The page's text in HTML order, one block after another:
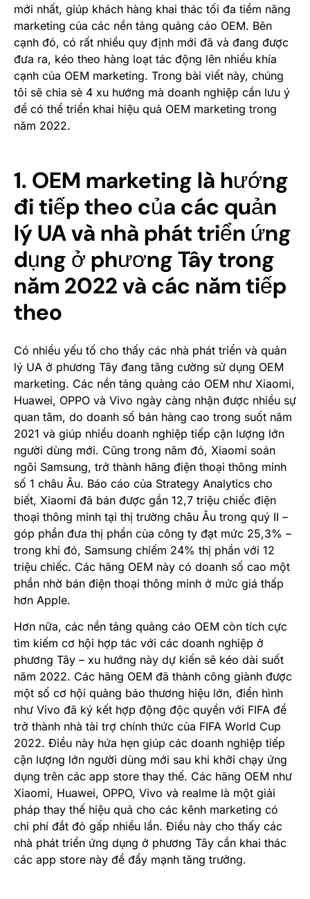
mới nhất, giúp khách hàng khai thác tối đa tiềm năng
marketing của các nền tảng quảng cáo OEM. Bên
cạnh đó, có rất nhiều quy định mới đã và đang được
đưa ra, kéo theo hàng loạt tác động lên nhiều khía
cạnh của OEM marketing. Trong bài viết này, chúng
tôi sẽ chia sẻ 4 xu hướng mà doanh nghiệp cần lưu ý
để có thể triển khai hiệu quả OEM marketing trong
năm 2022.
1. OEM marketing là hướng
đi tiếp theo của các quản
lý UA và nhà phát triển ứng
dụng ở phương Tây trong
năm 2022 và các năm tiếp
theo
Có nhiều yếu tố cho thấy các nhà phát triển và quản
lý UA ở phương Tây đang tăng cường sử dụng OEM
marketing. Các nền tảng quảng cáo OEM như Xiaomi,
Huawei, OPPO và Vivo ngày càng nhận được nhiều sự
quan tâm, do doanh số bán hàng cao trong suốt năm
2021 và giúp nhiều doanh nghiệp tiếp cận lượng lớn
người dùng mới. Cũng trong năm đó, Xiaomi soán
ngôi Samsung, trở thành hãng điện thoại thông minh
số 1 châu Âu. Báo cáo của Strategy Analytics cho
biết, Xiaomi đã bán được gần 12,7 triệu chiếc điện
thoại thông minh tại thị trường châu Âu trong quý II –
góp phần đưa thị phần của công ty đạt mức 25,3% –
trong khi đó, Samsung chiếm 24% thị phần với 12
triệu chiếc. Các hãng OEM này có doanh số cao một
phần nhờ bán điện thoại thông minh ở mức giá thấp
hơn Apple.
Hơn nữa, các nền tảng quảng cáo OEM còn tích cực
tìm kiếm cơ hội hợp tác với các doanh nghiệp ở
phương Tây – xu hướng này dự kiến sẽ kéo dài suốt
năm 2022. Các hãng OEM đã thành công giành được
một số cơ hội quảng báo thương hiệu lớn, điển hình
như Vivo đã ký kết hợp động độc quyền với FIFA để
trở thành nhà tài trợ chính thức của FIFA World Cup
2022. Điều này hứa hẹn giúp các doanh nghiệp tiếp
cận lượng lớn người dùng mới sau khi khởi chạy ứng
dụng trên các app store thay thế. Các hãng OEM như
Xiaomi, Huawei, OPPO, Vivo và realme là một giải
pháp thay thế hiệu quả cho các kênh marketing có
chi phí đắt đỏ gấp nhiều lần. Điều này cho thấy các
nhà phát triển ứng dụng ở phương Tây cần khai thác
các app store này để đẩy mạnh tăng trưởng.